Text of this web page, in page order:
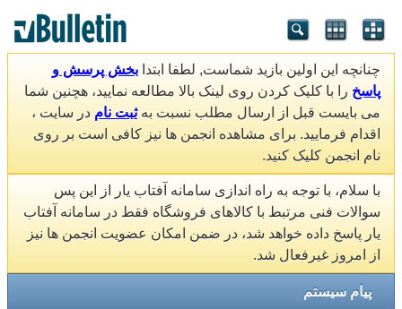
چنانچه این اولین بازید شماست, لطفا ابتدا بخش پرسش و
پاسخ را با کلیک کردن روی لینک بالا مطالعه نمایید، هچنین شما
می بایست قبل از ارسال مطلب نسبت بهثبت نام در سایت ،
اقدام فرمایید. برای مشاهده انجمن ها نیز کافی است بر روی
نام انجمن کلیک کنید.
با سلام، با توجه به راه اندازی سامانه آفتاب یار از این پس
سوالات فنی مرتبط با کالاهای فروشگاه فقط در سامانه آفتاب
یار پاسخ داده خواهد شد، در ضمن امکان عضویت انجمن ها نیز
از امروز غیرفعال شد.
پیام سیستم